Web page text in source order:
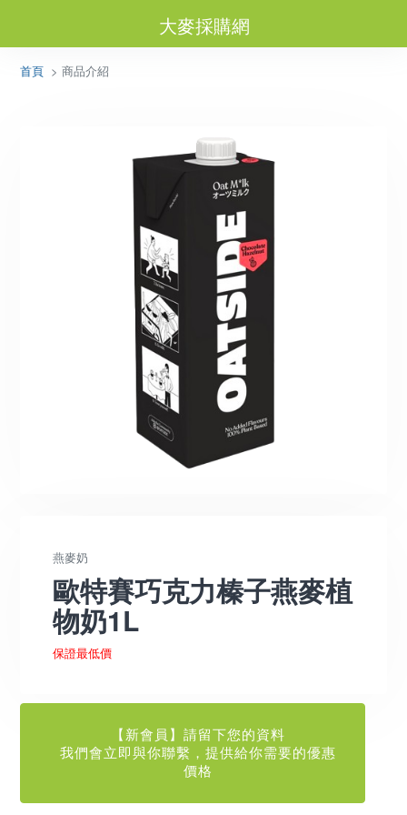
大麥採購網
首頁 > 商品介紹
燕麥奶
歐特賽巧克力榛子燕麥植
物奶1L
保證最低價
【新會員】請留下您的資料
我們會立即與你聯繫，提供給你需要的優惠
價格